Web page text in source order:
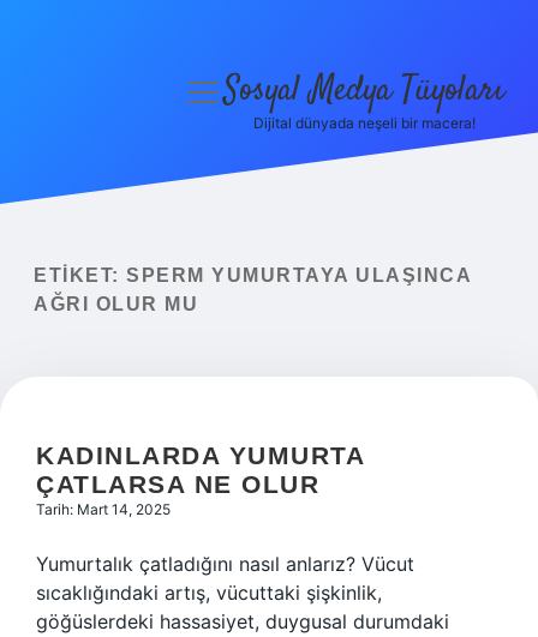
Yasal Uyarı
menüyüSosyal Medya Tüyoları
Dijital dünyada neşeli bir macera!
ETIKET: SPERM YUMURTAYA ULAŞINCA
AĞRI OLUR MU
KADINLARDA YUMURTA
ÇATLARSA NE OLUR
Tarih: Mart 14, 2025
Yumurtalık çatladığını nasıl anlarız? Vücut
sıcaklığındaki artış, vücuttaki şişkinlik,
göğüslerdeki hassasiyet, duygusal durumdaki